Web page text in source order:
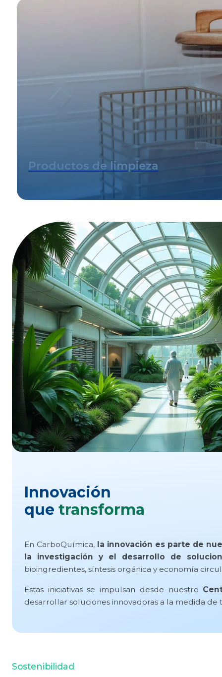
Frutas y verduras
Innovación
que transforma
En CarboQuímica, la innovación es parte de
la investigación y el desarrollo de
bioingredientes, síntesis orgánica y economía
Estas iniciativas se impulsan desde nuestro
desarrollar soluciones innovadoras a la medida de
Sostenibilidad